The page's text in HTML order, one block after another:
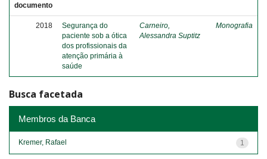
documento
2018
Segurança do
paciente sob a ótica
dos profissionais da
atenção primária à
saúde
Carneiro,
Alessandra Suptitz
Monografia
Busca facetada
Membros da Banca
1
Kremer, Rafael